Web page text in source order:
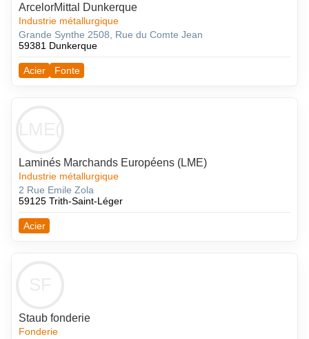
ArcelorMittal Dunkerque
Industrie métallurgique
Grande Synthe 2508, Rue du Comte Jean
59381 Dunkerque
Acier Fonte
Laminés Marchands Européens (LME)
Industrie métallurgique
2 Rue Emile Zola
59125 Trith-Saint-Léger
Acier
Staub fonderie
Fonderie